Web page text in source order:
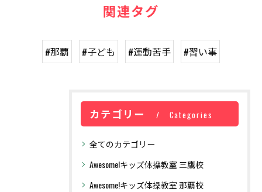
関連タグ
#那覇 #子ども #運動苦手 #習い事
カテゴリー Categories
全てのカテゴリー
Awesome!キッズ体操教室 三鷹校
Awesome!キッズ体操教室 那覇校